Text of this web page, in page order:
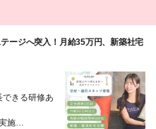
ージへ突入！月給35万円、新築社宅
きる研修あ
施